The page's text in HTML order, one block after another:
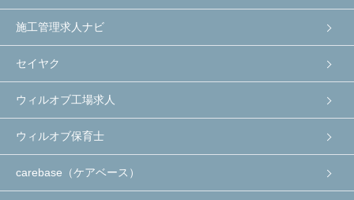
施工管理求人ナビ
セイヤク
ウィルオブ工場求人
ウィルオブ保育士
carebase（ケアベース）